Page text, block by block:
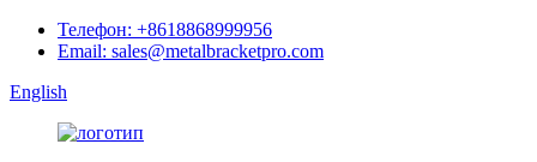
Телефон: +8618868999956
Email: sales@metalbracketpro.com
English